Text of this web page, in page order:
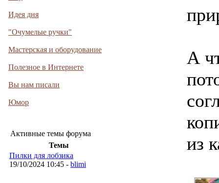
Идея дня
"Очумелые ручки"
Мастерская и оборудование
Полезное в Интернете
Вы нам писали
Юмор
Активные темы форума
Темы
Пилки для лобзика
19/10/2024 10:45 - blimi
А
из